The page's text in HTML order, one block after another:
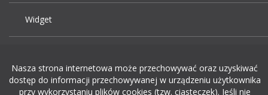
Widget
Dodaj ogłoszenie o pracę
Nasza strona internetowa może przechowywać oraz uzyskiwać
dostęp do informacji przechowywanej w urządzeniu użytkownika
przy wykorzystaniu plików cookies (tzw. ciasteczek). Jeśli nie